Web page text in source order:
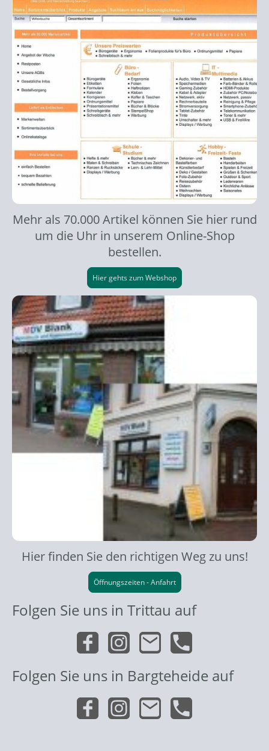
Mehr als 70.000 Artikel können Sie hier rund
um die Uhr in unserem Online-Shop
bestellen.
Hier gehts zum Webshop
Hier finden Sie den richtigen Weg zu uns!
Öffnungszeiten - Anfahrt
Folgen Sie uns in Trittau auf
Folgen Sie uns in Bargteheide auf